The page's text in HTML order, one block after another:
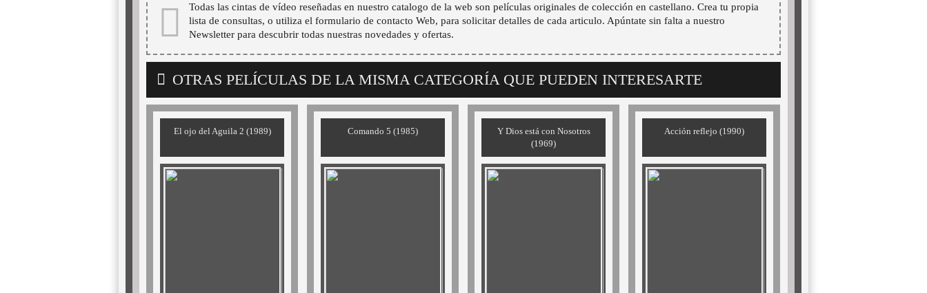
Todas las cintas de vídeo reseñadas en nuestro catalogo de la web son películas originales de colección en castellano. Crea tu propia
lista de consultas, o utiliza el formulario de contacto Web, para solicitar detalles de cada articulo. Apúntate sin falta a nuestro
Newsletter para descubrir todas nuestras novedades y ofertas.
OTRAS PELÍCULAS DE LA MISMA CATEGORÍA QUE PUEDEN INTERESARTE
El ojo del Aguila 2 (1989) Comando 5 (1985)
Y Dios está con Nosotros
(1969)
Acción reflejo (1990)